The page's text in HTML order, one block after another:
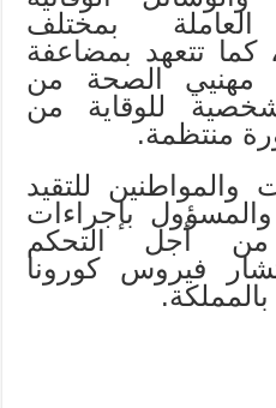
بمختلف
كما تتعهد بمضاعفة
مهنيي الصحة من
للوقاية من
منتظمة.
للتقيد
والمسؤول بإجراءات
أجل التحكم
فيروس كورونا